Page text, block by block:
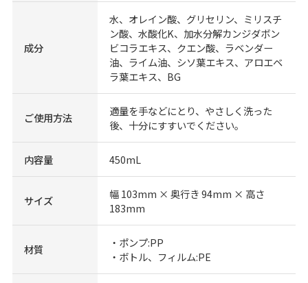
成分
水、オレイン酸、グリセリン、ミリスチ
ン酸、水酸化K、加水分解カンジダボン
ビコラエキス、クエン酸、ラベンダー
油、ライム油、シソ葉エキス、アロエベ
ラ葉エキス、BG
ご使用方法
適量を手などにとり、やさしく洗った
後、十分にすすいでください。
内容量 450mL
サイズ
幅 103mm × 奥行き 94mm × 高さ
183mm
材質
・ポンプ:PP
・ボトル、フィルム:PE